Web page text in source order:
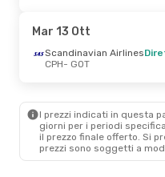
Mar 13 Ott
Scandinavian Airlines
CPH- GOT
I prezzi indicati in questa
giorni per i periodi
il ​​prezzo finale offerto. Si
prezzi sono soggetti a